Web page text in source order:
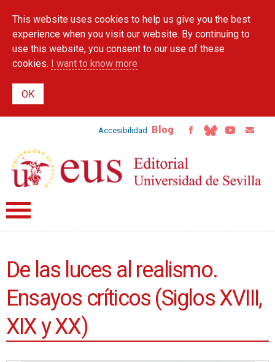
main
content
This website uses cookies to help us give you the best
experience when you visit our website. By continuing to
use this website, you consent to our use of these
cookies. I want to know more
Accesibilidad Blog
De las luces al realismo.
Ensayos críticos (Siglos XVIII,
XIX y XX)